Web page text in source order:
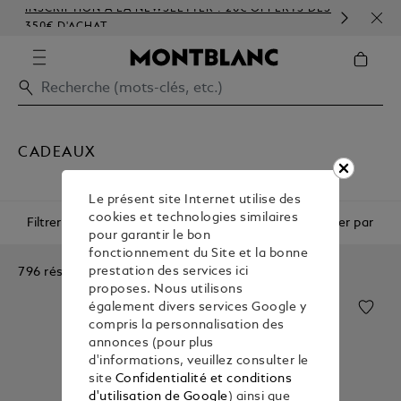
INSCRIPTION À LA NEWSLETTER : 20€ OFFERTS DÈS
350€ D'ACHAT
CADEAUX
Filtrer Trier par
796 résultats
Le présent site Internet utilise des
cookies et technologies similaires
pour garantir le bon
fonctionnement du Site et la bonne
prestation des services ici
proposes. Nous utilisons
également divers services Google y
compris la personnalisation des
annonces (pour plus
d'informations, veuillez consulter le
site Confidentialité et conditions
d'utilisation de Google) ainsi que